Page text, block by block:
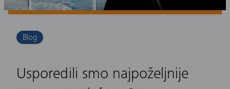
Blog
Usporedili smo najpoželjnije